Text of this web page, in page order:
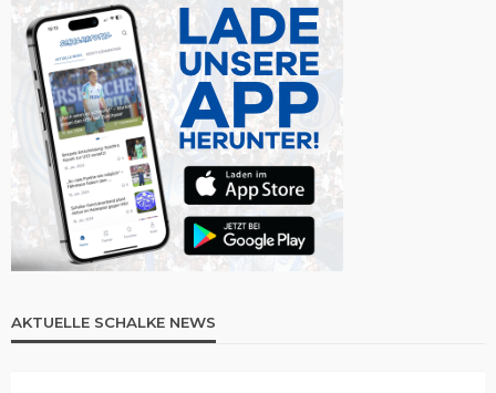
AKTUELLE SCHALKE NEWS